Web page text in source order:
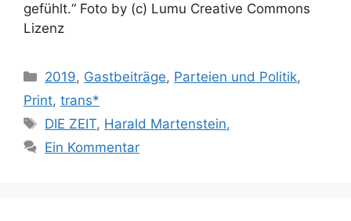
gefühlt.“ Foto by (c) Lumu Creative Commons
Lizenz
Kategorien
2019, Gastbeiträge, Parteien und Politik,
Print, trans*
Schlagwörter
DIE ZEIT, Harald Martenstein,
Ein Kommentar